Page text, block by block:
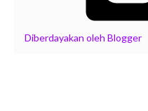
Diberdayakan oleh Blogger